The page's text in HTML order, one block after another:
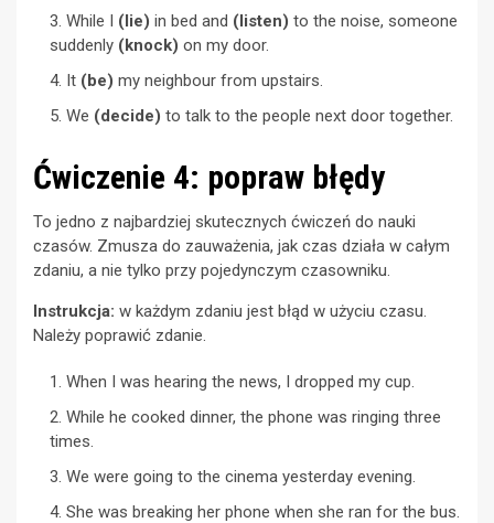
While I (lie) in bed and (listen) to the noise, someone
suddenly (knock) on my door.
It (be) my neighbour from upstairs.
We (decide) to talk to the people next door together.
Ćwiczenie 4: popraw błędy
To jedno z najbardziej skutecznych ćwiczeń do nauki
czasów. Zmusza do zauważenia, jak czas działa w całym
zdaniu, a nie tylko przy pojedynczym czasowniku.
Instrukcja: w każdym zdaniu jest błąd w użyciu czasu.
Należy poprawić zdanie.
When I was hearing the news, I dropped my cup.
While he cooked dinner, the phone was ringing three
times.
We were going to the cinema yesterday evening.
She was breaking her phone when she ran for the bus.